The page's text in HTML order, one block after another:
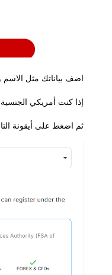
بياناتك مثل الاسم وتاريخ
كنت أمريكي الجنسية اضغط
اضغط على أيقونة التالي